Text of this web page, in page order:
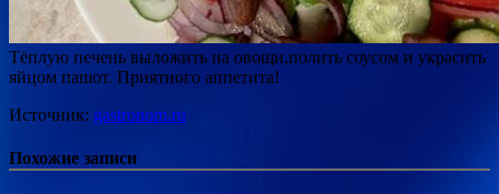
Тёплую печень выложить на овощи,полить соусом и украсить
яйцом пашот. Приятного аппетита!
Источник: gastronom.ru
Похожие записи